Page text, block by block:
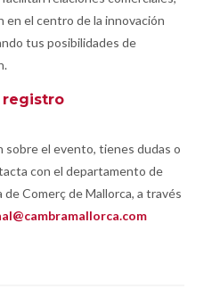
en el centro de la innovación
tus posibilidades de
registro
sobre el evento, tienes dudas o
con el departamento de
Comerç de Mallorca, a través